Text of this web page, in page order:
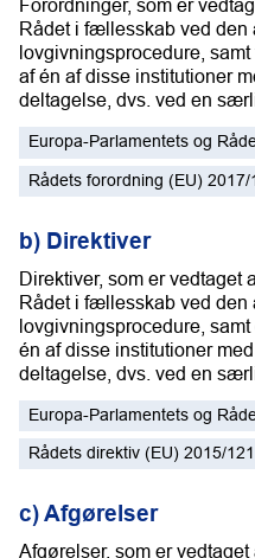
Forordninger, som er
Rådet i fællesskab ved den
lovgivningsprocedure,
af én af disse institutioner
deltagelse, dvs. ved en
Europa-Parlamentets og
Rådets forordning (EU) 2017/
b) Direktiver
Direktiver, som er vedtaget
Rådet i fællesskab ved den
lovgivningsprocedure,
én af disse institutioner
deltagelse, dvs. ved en
Europa-Parlamentets og
Rådets direktiv (EU) 2015/121
c) Afgørelser
Afgørelser, som er